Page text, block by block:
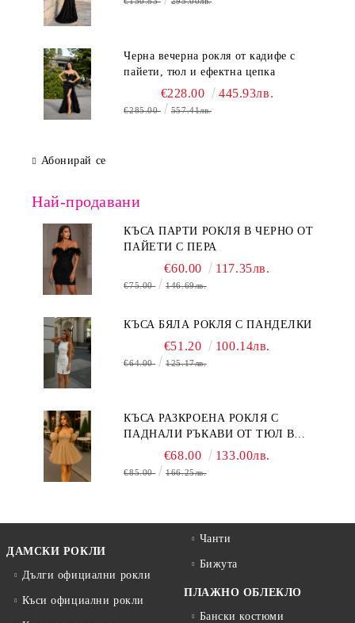
Черна вечерна рокля от кадифе с
пайети, тюл и ефектна цепка
€228.00 445.93лв.
€285.00 557.41лв.
Абонирай се
Най-продавани
КЪСА ПАРТИ РОКЛЯ В ЧЕРНО ОТ
ПАЙЕТИ С ПЕРА
€60.00 117.35лв.
€75.00 146.69лв.
КЪСА БЯЛА РОКЛЯ С ПАНДЕЛКИ
€51.20 100.14лв.
€64.00 125.17лв.
КЪСА РАЗКРОЕНА РОКЛЯ С
ПАДНАЛИ РЪКАВИ ОТ ТЮЛ В
БЕЖОВО€68.00 133.00лв.
€85.00 166.25лв.
ДАМСКИ РОКЛИ
Дълги официални рокли
Къси официални рокли
Чанти
Бижута
ПЛАЖНО ОБЛЕКЛО
Бански костюми